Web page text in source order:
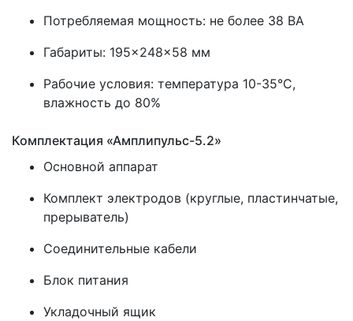
Потребляемая мощность: не более 38 ВА
Габариты: 195×248×58 мм
Рабочие условия: температура 10-35°C,
влажность до 80%
Комплектация «Амплипульс-5.2»
Основной аппарат
Комплект электродов (круглые, пластинчатые,
прерыватель)
Соединительные кабели
Блок питания
Укладочный ящик